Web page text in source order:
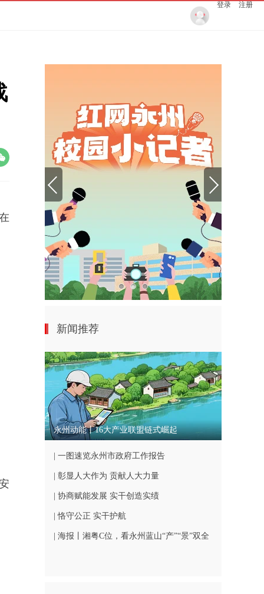
登录 注册
新闻推荐
永州动能丨16大产业联盟链式崛起
| 一图速览永州市政府工作报告
| 彰显人大作为 贡献人大力量
| 协商赋能发展 实干创造实绩
| 恪守公正 实干护航
| 海报丨湘粤C位，看永州蓝山“产”“景”双全